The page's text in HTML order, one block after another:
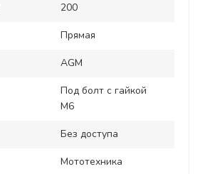
200
Прямая
AGM
Под болт с гайкой
M6
Без доступа
Мототехника